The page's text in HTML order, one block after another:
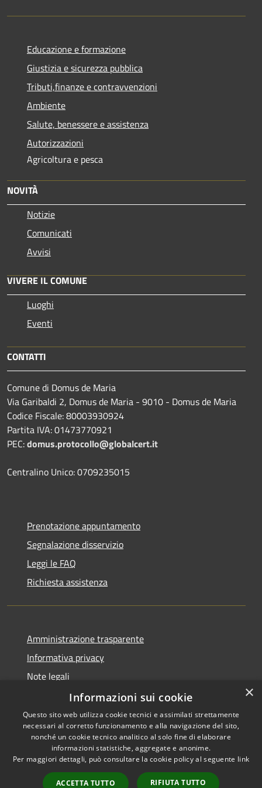
Educazione e formazione
Giustizia e sicurezza pubblica
Tributi,finanze e contravvenzioni
Ambiente
Salute, benessere e assistenza
Autorizzazioni
Agricoltura e pesca
NOVITÀ
Notizie
Comunicati
Avvisi
VIVERE IL COMUNE
Luoghi
Eventi
CONTATTI
Comune di Domus de Maria
Via Garibaldi 2, Domus de Maria - 9010 - Domus de Maria
Codice Fiscale: 80003930924
Partita IVA: 01473770921
PEC:domus.protocollo@globalcert.it
Centralino Unico: 0709235015
Prenotazione appuntamento
Segnalazione disservizio
Leggi le FAQ
Richiesta assistenza
Amministrazione trasparente
Informativa privacy
Note legali
Dichiarazione di accessibilità
RSS
Accessibilità
Copyright © 2026 • Comune di
Domus de Maria • Powered by
Municipium• Accesso
×
Informazioni sui cookie
Questo sito web utilizza cookie tecnici e assimilati strettamente
necessari al corretto funzionamento e alla navigazione del sito,
nonché un cookie tecnico analitico al solo fine di elaborare
informazioni statistiche, aggregate e anonime.
Per maggiori dettagli, può consultare la cookie policy al seguente link
ACCETTA TUTTO RIFIUTA TUTTO